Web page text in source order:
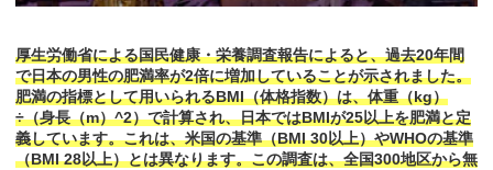
厚生労働省による国民健康・栄養調査報告によると、過去20年間
で日本の男性の肥満率が2倍に増加していることが示されました。
肥満の指標として用いられるBMI（体格指数）は、体重（kg）
÷（身長（m）^2）で計算され、日本ではBMIが25以上を肥満と定
義しています。これは、米国の基準（BMI 30以上）やWHOの基準
（BMI 28以上）とは異なります。この調査は、全国300地区から無